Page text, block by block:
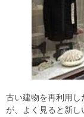
古い建物を再利用
が、よく見ると新